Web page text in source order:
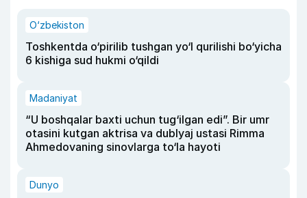
O‘zbekiston
Toshkentda o‘pirilib tushgan yo‘l qurilishi bo‘yicha
6 kishiga sud hukmi o‘qildi
Madaniyat
“U boshqalar baxti uchun tug‘ilgan edi”. Bir umr
otasini kutgan aktrisa va dublyaj ustasi Rimma
Ahmedovaning sinovlarga to‘la hayoti
Dunyo